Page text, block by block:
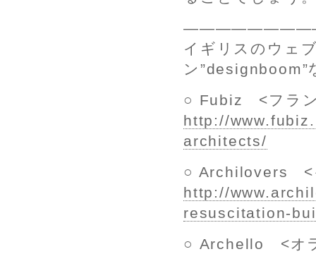
イギリスのウェ
ン”designboom”
○ Fubiz <フラ
http://
architects/
○ Archilovers <
http://
resuscitation-
○ Archello <オ